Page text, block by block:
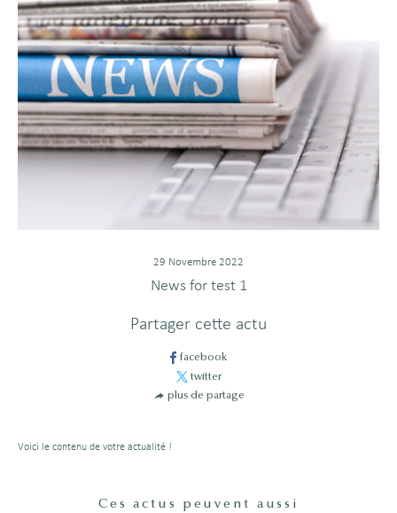
29 Novembre 2022
News for test 1
Partager cette actu
facebook
twitter
plus de partage
Voici le contenu de votre actualité !
Ces actus peuvent aussi